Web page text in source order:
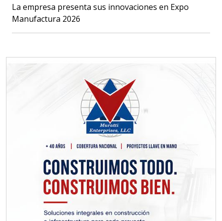
La empresa presenta sus innovaciones en Expo
Manufactura 2026